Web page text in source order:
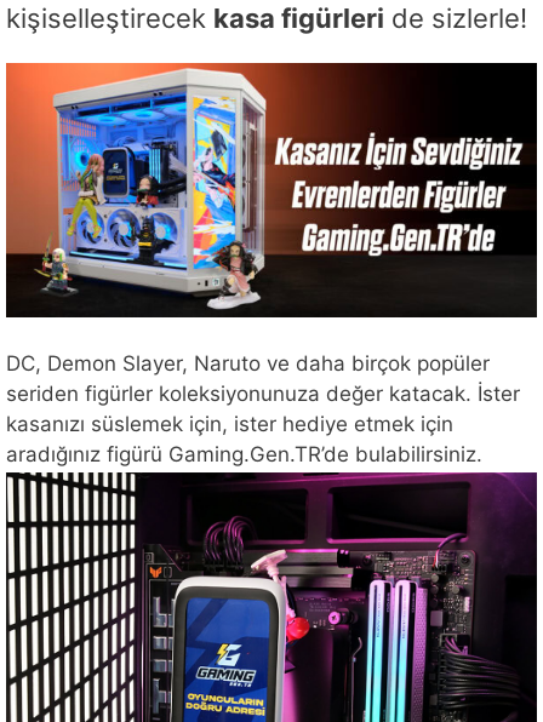
kişiselleştirecek kasa figürleri de sizlerle!
DC, Demon Slayer, Naruto ve daha birçok popüler
seriden figürler koleksiyonunuza değer katacak. İster
kasanızı süslemek için, ister hediye etmek için
aradığınız figürü Gaming.Gen.TR’de bulabilirsiniz.